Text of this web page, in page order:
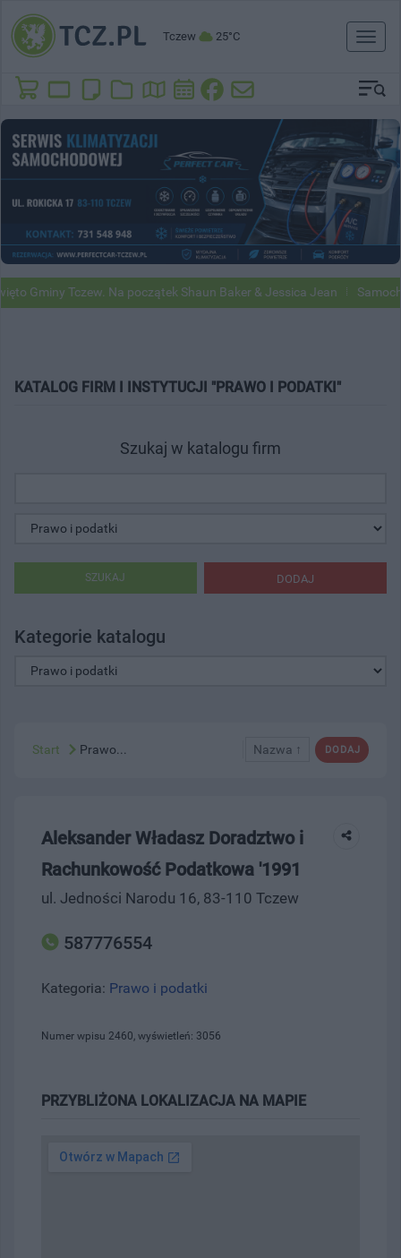
Tczew 25°C
Toggle
Gminy Tczew. Na początek Shaun Baker & Jessica Jean
KATALOG FIRM I INSTYTUCJI "PRAWO I PODATKI"
Szukaj w katalogu firm
DODAJ
SZUKAJ
Kategorie katalogu
DODAJ
Nazwa ↑
Start Prawo...
Aleksander Władasz Doradztwo i
Rachunkowość Podatkowa '1991
ul. Jedności Narodu 16, 83-110 Tczew
587776554
Kategoria: Prawo i podatki
Numer wpisu 2460, wyświetleń: 3056
PRZYBLIŻONA LOKALIZACJA NA MAPIE